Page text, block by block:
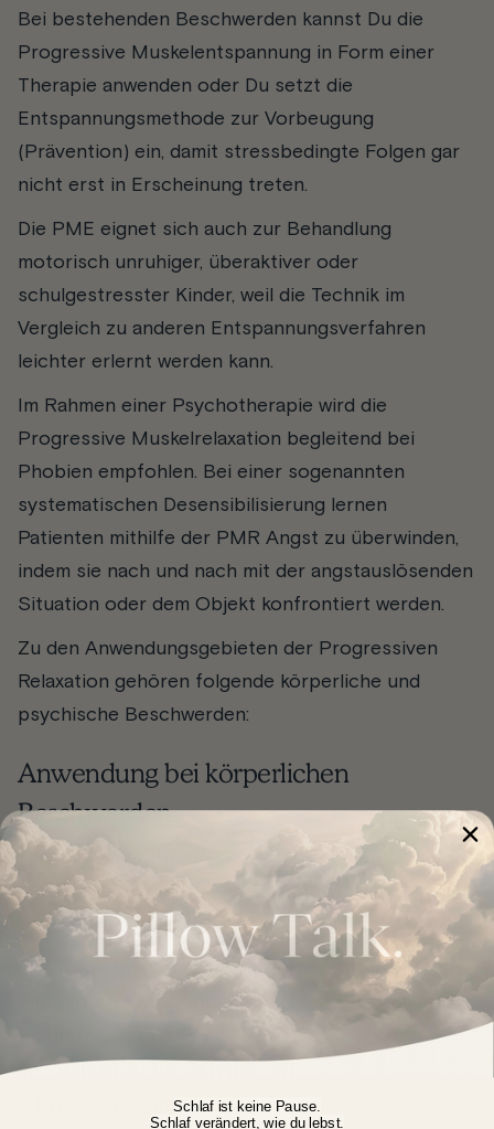
Bei bestehenden Beschwerden kannst Du die
Progressive Muskelentspannung in Form einer
Therapie anwenden oder Du setzt die
Entspannungsmethode zur Vorbeugung
(Prävention) ein, damit stressbedingte Folgen gar
nicht erst in Erscheinung treten.
Die PME eignet sich auch zur Behandlung
motorisch unruhiger, überaktiver oder
schulgestresster Kinder, weil die Technik im
Vergleich zu anderen Entspannungsverfahren
leichter erlernt werden kann.
Im Rahmen einer Psychotherapie wird die
Progressive Muskelrelaxation begleitend bei
Phobien empfohlen. Bei einer sogenannten
systematischen Desensibilisierung lernen
Patienten mithilfe der PMR Angst zu überwinden,
indem sie nach und nach mit der angstauslösenden
Situation oder dem Objekt konfrontiert werden.
Zu den Anwendungsgebieten der Progressiven
Relaxation gehören folgende körperliche und
psychische Beschwerden:
Anwendung bei körperlichen
Beschwerden:
Erkrankungen des Herz-Kreislauf-
Systems, z.B. Bluthochdruck (Hypertonie)
Störungen der Atemwege, z.B. Asthma
Beschwerden im Magen-Darm-Trakt, z.B.
Reizdarm, Magenschmerzen, Durchfall und
Chronische Schmerzen,
PhantomschmerzenSchlaf ist keine Pause.
Schlaf verändert, wie du lebst.